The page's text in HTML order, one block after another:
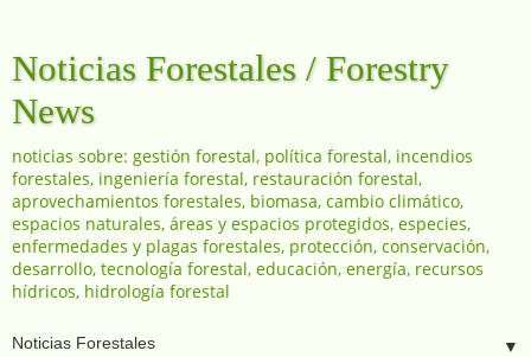
Noticias Forestales / Forestry
News
noticias sobre: gestión forestal, política forestal, incendios
forestales, ingeniería forestal, restauración forestal,
aprovechamientos forestales, biomasa, cambio climático,
espacios naturales, áreas y espacios protegidos, especies,
enfermedades y plagas forestales, protección, conservación,
desarrollo, tecnología forestal, educación, energía, recursos
hídricos, hidrología forestal
▼